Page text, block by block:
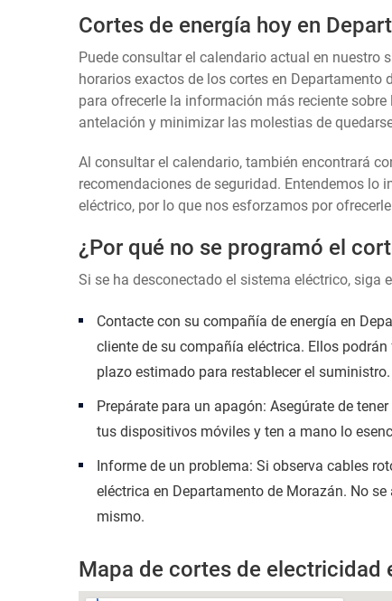
Cortes de energía hoy en
Puede consultar el calendario actual en
horarios exactos de los cortes en
para ofrecerle la información más reciente
antelación y minimizar las molestias de
Al consultar el calendario, también encontrará
recomendaciones de seguridad. Entendemos
eléctrico, por lo que nos esforzamos por
¿Por qué no se programó el
Si se ha desconectado el sistema eléctrico, siga
Contacte con su compañía de energía en
cliente de su compañía eléctrica. Ellos
plazo estimado para restablecer el suministro.
Prepárate para un apagón: Asegúrate de
tus dispositivos móviles y ten a mano lo
Informe de un problema: Si observa cables
eléctrica en Departamento de Morazán. No
mismo.
Mapa de cortes de electricidad